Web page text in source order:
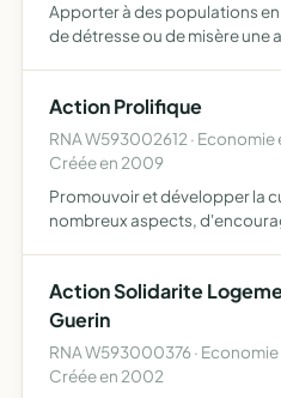
Apporter à des populations
de détresse ou de misère une
Action Prolifique
RNA W593002612 ·
Créée en 2009
Promouvoir et développer la
nombreux aspects,
démarch…
Action Solidarite
Guerin
RNA W593000376 ·
Créée en 2002